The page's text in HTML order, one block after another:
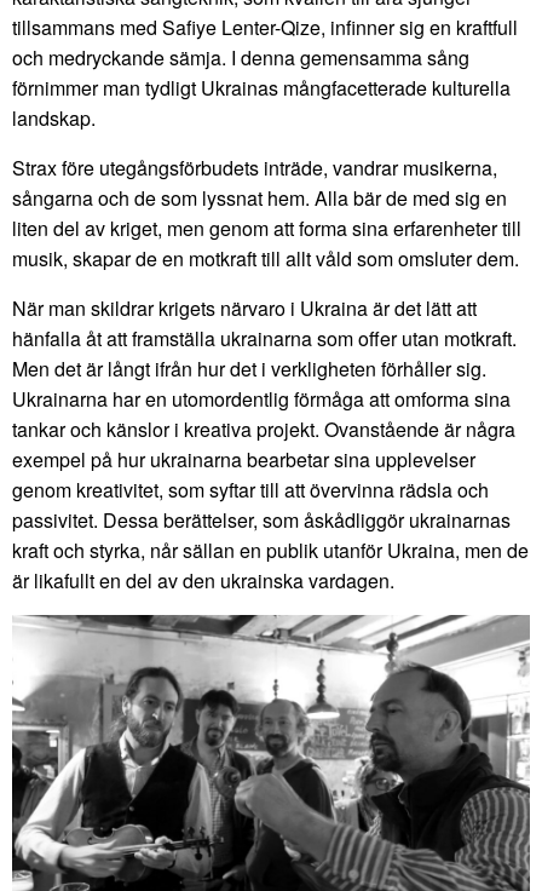
tillsammans med Safiye Lenter-Qize, infinner sig en kraftfull
och medryckande sämja. I denna gemensamma sång
förnimmer man tydligt Ukrainas mångfacetterade kulturella
landskap.
Strax före utegångsförbudets inträde, vandrar musikerna,
sångarna och de som lyssnat hem. Alla bär de med sig en
liten del av kriget, men genom att forma sina erfarenheter till
musik, skapar de en motkraft till allt våld som omsluter dem.
När man skildrar krigets närvaro i Ukraina är det lätt att
hänfalla åt att framställa ukrainarna som offer utan motkraft.
Men det är långt ifrån hur det i verkligheten förhåller sig.
Ukrainarna har en utomordentlig förmåga att omforma sina
tankar och känslor i kreativa projekt. Ovanstående är några
exempel på hur ukrainarna bearbetar sina upplevelser
genom kreativitet, som syftar till att övervinna rädsla och
passivitet. Dessa berättelser, som åskådliggör ukrainarnas
kraft och styrka, når sällan en publik utanför Ukraina, men de
är likafullt en del av den ukrainska vardagen.